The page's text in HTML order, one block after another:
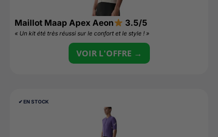
Maillot Maap Apex Aeon 3.5/5
« Un kit été très réussi sur le confort et le style ! »
VOIR L'OFFRE →
✔︎ EN STOCK